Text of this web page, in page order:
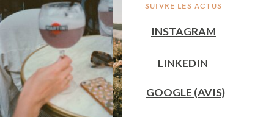
SUIVRE LES ACTUS
INSTAGRAM
GOOGLE (AVIS)
LINKEDIN